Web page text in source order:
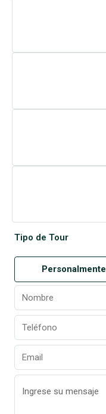
Tipo de Tour
Personalmente